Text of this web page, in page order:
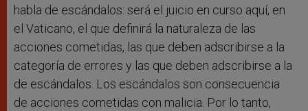
habla de escándalos: será el juicio en curso aquí, en
el Vaticano, el que definirá la naturaleza de las
acciones cometidas, las que deben adscribirse a la
categoría de errores y las que deben adscribirse a la
de escándalos. Los escándalos son consecuencia
de acciones cometidas con malicia. Por lo tanto,